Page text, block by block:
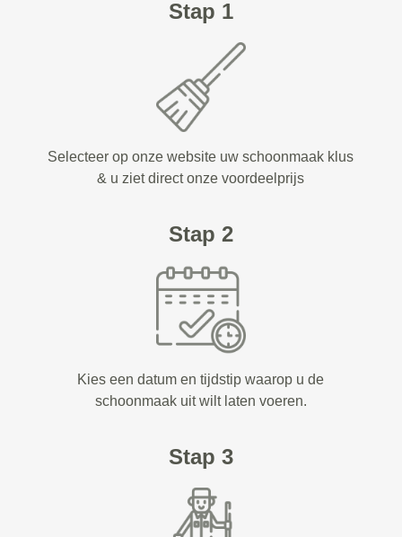
Stap 1
Selecteer op onze website uw schoonmaak klus
& u ziet direct onze voordeelprijs
Stap 2
Kies een datum en tijdstip waarop u de
schoonmaak uit wilt laten voeren.
Stap 3